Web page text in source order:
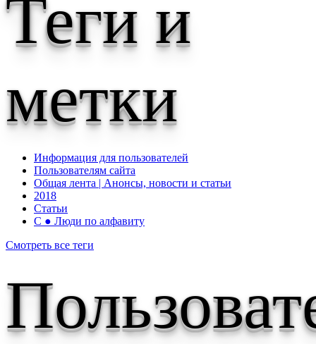
Теги и
метки
Информация для пользователей
Пользователям сайта
Общая лента | Анонсы, новости и статьи
2018
Статьи
С ● Люди по алфавиту
Смотреть все теги